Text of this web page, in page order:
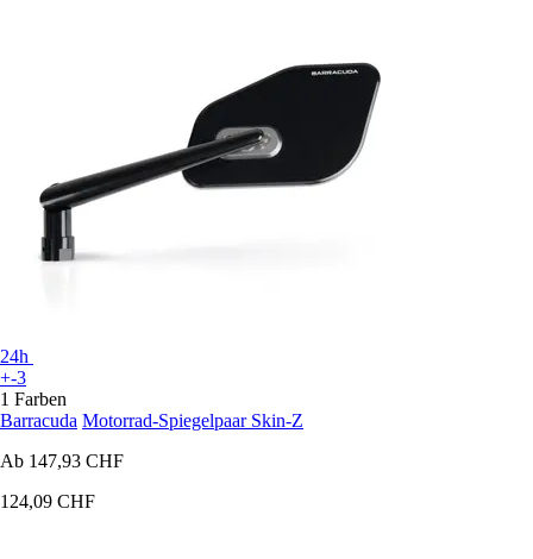
24h
+-3
1 Farben
Barracuda Motorrad-Spiegelpaar Skin-Z
Ab 147,93 CHF
124,09 CHF